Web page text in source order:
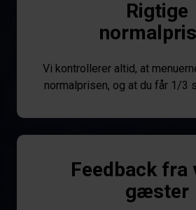
Rigtige
Vi kontrollerer altid, at
normalprisen, og at du får 1/3
Feedback fra
gæster